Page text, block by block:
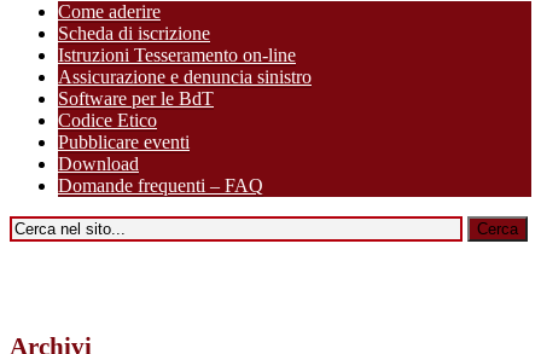
Come aderire
Scheda di iscrizione
Istruzioni Tesseramento on-line
Assicurazione e denuncia sinistro
Software per le BdT
Codice Etico
Pubblicare eventi
Download
Domande frequenti – FAQ
Archivi